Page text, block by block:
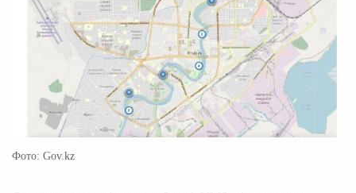
Фото: Gov.kz